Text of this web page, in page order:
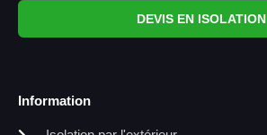
DEVIS EN ISOLATION
Information